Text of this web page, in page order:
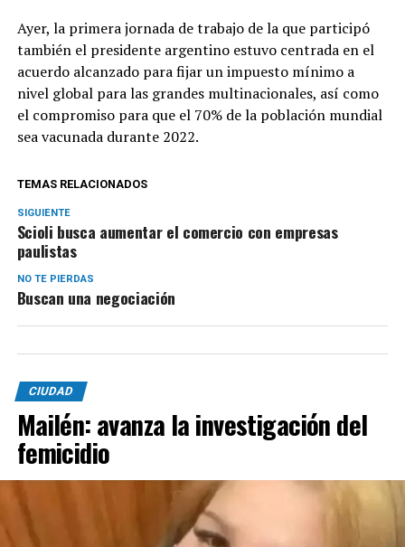
Ayer, la primera jornada de trabajo de la que participó
también el presidente argentino estuvo centrada en el
acuerdo alcanzado para fijar un impuesto mínimo a
nivel global para las grandes multinacionales, así como
el compromiso para que el 70% de la población mundial
sea vacunada durante 2022.
TEMAS RELACIONADOS
SIGUIENTE
Scioli busca aumentar el comercio con empresas
paulistas­
NO TE PIERDAS
Buscan una negociación
CIUDAD
Mailén: avanza la investigación del
femicidio